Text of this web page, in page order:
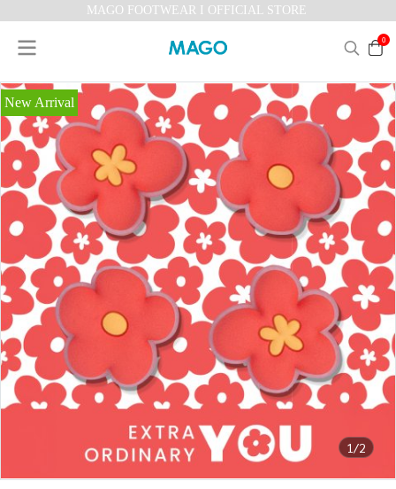
MAGO FOOTWEAR I OFFICIAL STORE
0
1/2
New Arrival